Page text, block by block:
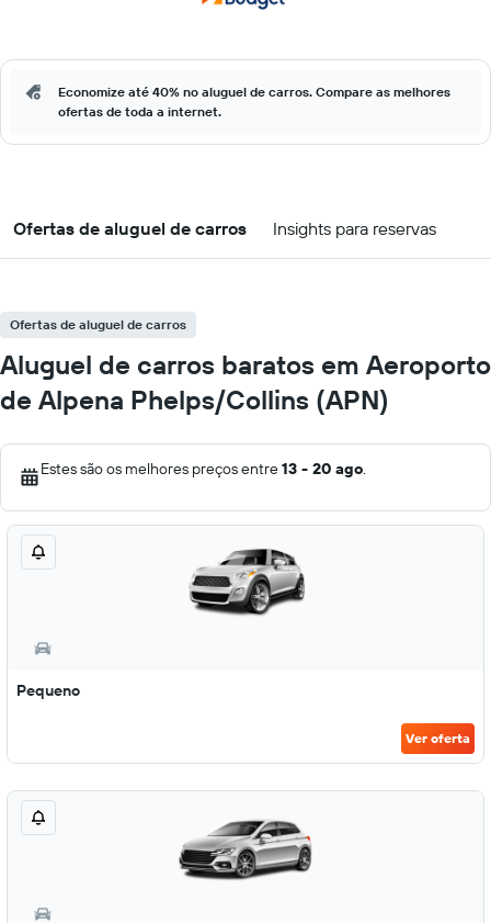
Economize até 40% no aluguel de carros. Compare as melhores
ofertas de toda a internet.
Ofertas de aluguel de carros Insights para reservas
Ofertas de aluguel de carros
Aluguel de carros baratos em Aeroporto
de Alpena Phelps/Collins (APN)
Estes são os melhores preços entre13 - 20 ago.
Pequeno
Ver oferta